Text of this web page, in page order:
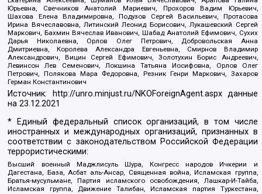
Юрьевна, Свечников Анатолий Мариевич, Прохоров Вадим Юрьевич,
Шахова Елена Владимировна, Подузов Сергей Васильевич, Протасова
Ирина Вячеславовна, Литинский Леонид Борисович, Лукашевский Сергей
Маркович, Бахмин Вячеслав Иванович, Шабад Анатолий Ефимович, Сухих
Дарья Николаевна, Орлов Олег Петрович, Добровольская Анна
Дмитриевна, Королева Александра Евгеньевна, Смирнов Владимир
Александрович, Вицин Сергей Ефимович, Золотухин Борис Андреевич,
Левинсон Лев Семенович, Локшина Татьяна Иосифовна, Орлов Олег
Петрович, Полякова Мара Федоровна, Резник Генри Маркович, Захаров
Герман Константинович
Источник: http://unro.minjust.ru/NKOForeignAgent.aspxданные
на23.12.2021
* Единый федеральный список организаций, в том числе
иностранных и международных организаций, признанных в
соответствии с законодательством Российской Федерации
террористическими:
Высший военный Маджлисуль Шура, Конгресс народов Ичкерии и
Дагестана, База, Асбат аль-Ансар, Священная война, Исламская группа,
Братья-мусульмане, Партия исламского освобождения, Лашкар-И-Тайба,
Исламская группа, Движение Талибан, Исламская партия Туркестана,